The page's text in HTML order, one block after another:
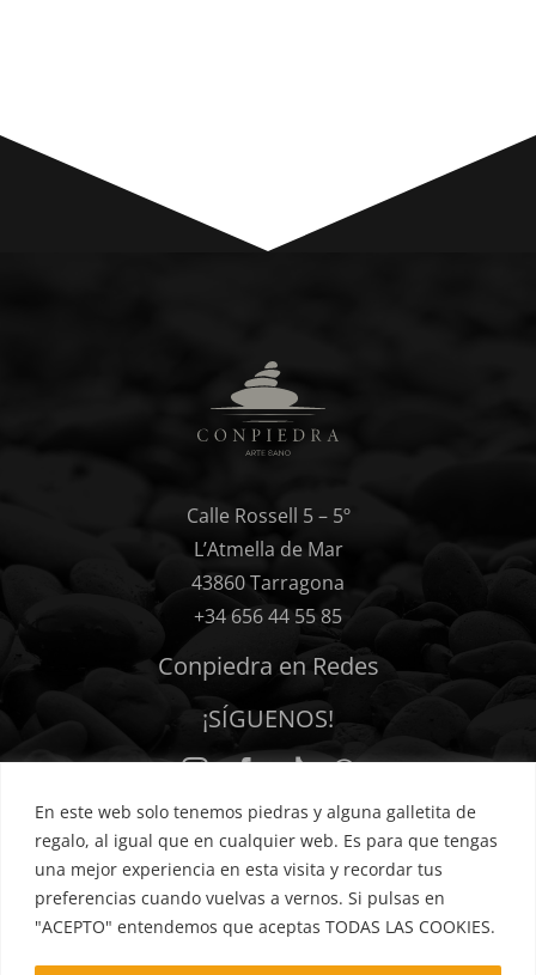
En este web solo tenemos piedras y alguna galletita de
regalo, al igual que en cualquier web. Es para que tengas
una mejor experiencia en esta visita y recordar tus
preferencias cuando vuelvas a vernos. Si pulsas en
"ACEPTO" entendemos que aceptas TODAS LAS COOKIES.
Calle Rossell 5 – 5º
L’Atmella de Mar
43860 Tarragona
+34 656 44 55 85
Conpiedra en Redes
¡SÍGUENOS!
Política de privacidad Cookies
Términos y condiciones